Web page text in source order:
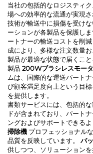
当社の包括的なロジスティ
場への効率的な流通が実現さ
技術が輸送中に損傷を受け
ーションが各製品を保護し
ートナーの輸送コストを削減
成により、多様な注文数量
製品が最適な状態で届くこと
製品 200Wブラシレスモー
ムは、国際的な運送パート
び顧客満足度向上という目
を提供します。
書類サービスには、包括的
ドが含まれており、パート
ングおよびサポートできるよ
掃除機 プロフェッショナル
品質を反映しています。 バ
供しつつ、ソリューションを